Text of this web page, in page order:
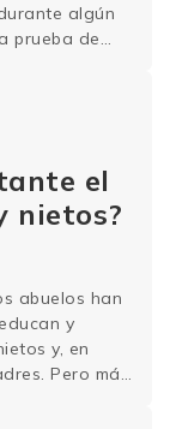
algún
prueba de
el
nietos?
abuelos han
y
y, en
Pero más